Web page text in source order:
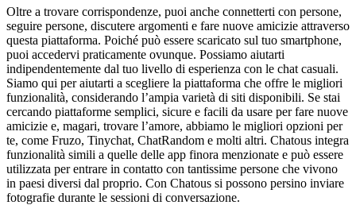
la
entrada
Oltre a trovare corrispondenze, puoi anche connetterti con persone,
seguire persone, discutere argomenti e fare nuove amicizie attraverso
questa piattaforma. Poiché può essere scaricato sul tuo smartphone,
puoi accedervi praticamente ovunque. Possiamo aiutarti
indipendentemente dal tuo livello di esperienza con le chat casuali.
Siamo qui per aiutarti a scegliere la piattaforma che offre le migliori
funzionalità, considerando l’ampia varietà di siti disponibili. Se stai
cercando piattaforme semplici, sicure e facili da usare per fare nuove
amicizie e, magari, trovare l’amore, abbiamo le migliori opzioni per
te, come Fruzo, Tinychat, ChatRandom e molti altri. Chatous integra
funzionalità simili a quelle delle app finora menzionate e può essere
utilizzata per entrare in contatto con tantissime persone che vivono
in paesi diversi dal proprio. Con Chatous si possono persino inviare
fotografie durante le sessioni di conversazione.